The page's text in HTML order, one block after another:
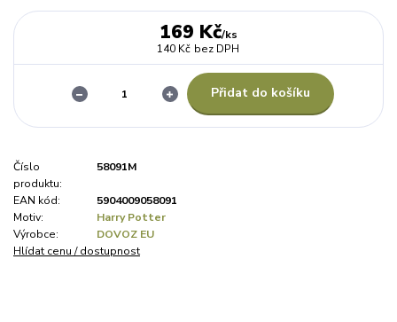
169 Kč/ks
140 Kč bez DPH
Přidat do košíku
Číslo
produktu:
58091M
EAN kód:
5904009058091
Motiv:
Harry Potter
Výrobce:
DOVOZ EU
Hlídat cenu / dostupnost